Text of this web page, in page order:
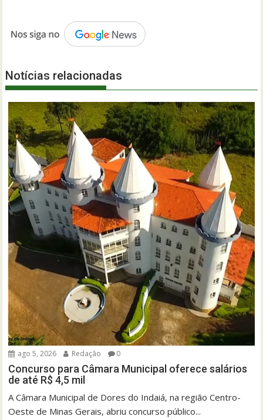
Notícias relacionadas
ago 5, 2026 Redação 0
Concurso para Câmara Municipal oferece salários
de até R$ 4,5 mil
A Câmara Municipal de Dores do Indaiá, na região Centro-
Oeste de Minas Gerais, abriu concurso público...